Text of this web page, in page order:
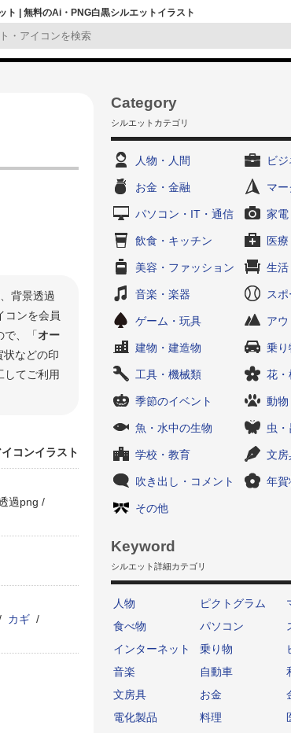
ト | 無料のAi・PNG白黒シルエットイラスト
背景透過
コンを会員
で、「オー
状などの印
してご利用
コンイラスト
過png /
カギ /
Category
シルエットカテゴリ
人物・人間 ビ
お金・金融 マ
パソコン・IT・通信 家電
飲食・キッチン 医
美容・ファッション 生活
音楽・楽器 ス
ゲーム・玩具 ア
建物・建造物 乗り
工具・機械類 花・
季節のイベント 動物
魚・水中の生物 虫・
学校・教育 文房
吹き出し・コメント 年賀
その他
Keyword
シルエット詳細カテゴリ
人物 ピクトグラム
食べ物
パソコン
インターネット
乗り物
音楽
自動車
文房具
お金
電化製品
料理